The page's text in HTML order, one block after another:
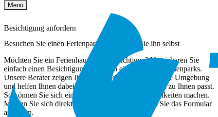
Menü
Besichtigung anfordern
Besuchen Sie einen Ferienpark und erleben Sie ihn selbst
Möchten Sie ein Ferienhaus selbst besichtigen? Vereinbaren Sie
einfach einen Besichtigungstermin in einem unserer Ferienparks.
Unsere Berater zeigen Ihnen gerne die Häuser und ihre Umgebung
und helfen Ihnen dabei, zu überlegen, was am besten zu Ihnen passt.
So können Sie sich ein klares Bild von den Möglichkeiten machen.
Melden Sie sich direkt für einen Termin an, indem Sie das Formular
ausfüllen.